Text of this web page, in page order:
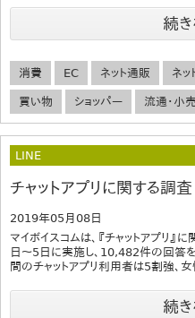
続
消費 EC ネット通販 ネッ
買い物 ショッパー 流通・小売
LINE
チャットアプリに関する調査
2019年05月08日
マイボイスコムは、『チャットアプリ
日～5日に実施し、10,482件の回答
間のチャットアプリ利用者は5割強、
続